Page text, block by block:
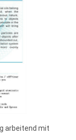
arbeitend mit